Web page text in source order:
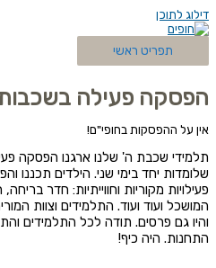
דילוג לתוכן
תפריט ראשי
הפסקה פעילה
אין על ההפסקות בחופי"ם!
תלמידי שכבת ה' שלנו ארגנו הפסקה
שלומדות יחד בימי שני. הילדים תכננו
פעילויות מקוריות וחווייתיות: חדר
המושכל ועוד ועוד. התלמידים וצוות
והיו גם פרסים. תודה לכל התלמידים
התחנות. היה כיף!